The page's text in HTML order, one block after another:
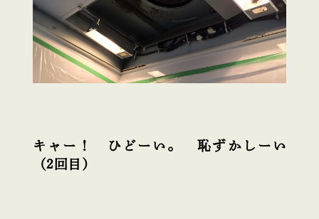
キャー！ ひどーい。 恥ずかしーい
（2回目）